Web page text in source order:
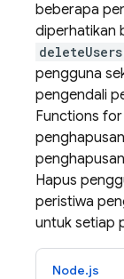
beberapa
diperhatikan
pengguna
pengendali
Functions
Hapus
peristiwa
untuk setiap
Node.js